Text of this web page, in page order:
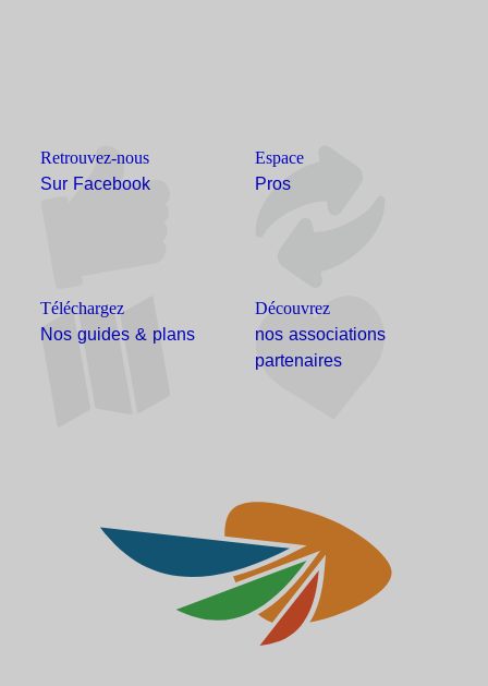
Retrouvez-nous
Sur Facebook
Espace
Pros
Téléchargez
Nos guides & plans
Découvrez
nos associations
partenaires